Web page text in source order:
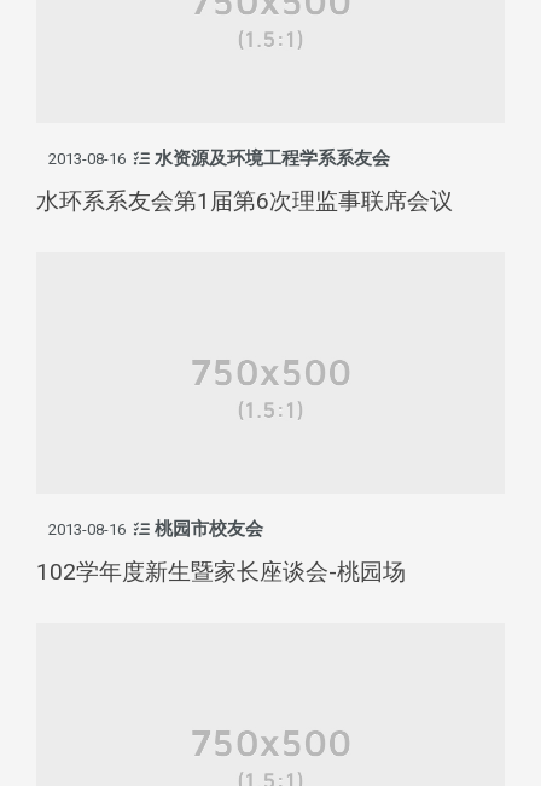
2013-08-16 水资源及环境工程学系系友会
水环系系友会第1届第6次理监事联席会议
2013-08-16 桃园市校友会
102学年度新生暨家长座谈会-桃园场